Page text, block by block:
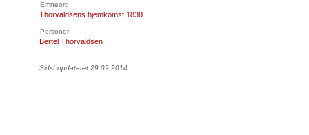
Emneord
Thorvaldsens hjemkomst 1838
Personer
Bertel Thorvaldsen
Sidst opdateret 29.09.2014